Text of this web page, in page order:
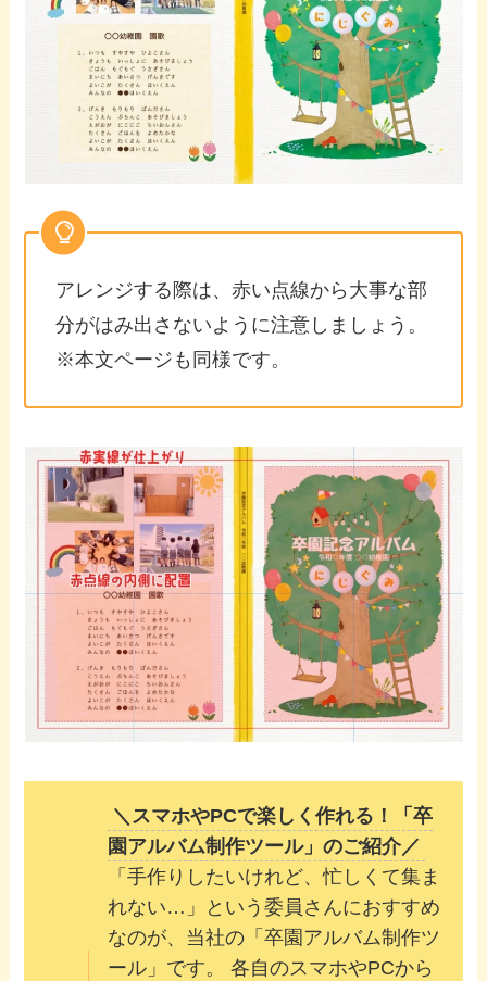
アレンジする際は、赤い点線から大事な部
分がはみ出さないように注意しましょう。
※本文ページも同様です。
＼スマホやPCで楽しく作れる！「卒
園アルバム制作ツール」のご紹介／
「手作りしたいけれど、忙しくて集ま
れない…」という委員さんにおすすめ
なのが、当社の「卒園アルバム制作ツ
ール」です。 各自のスマホやPCから